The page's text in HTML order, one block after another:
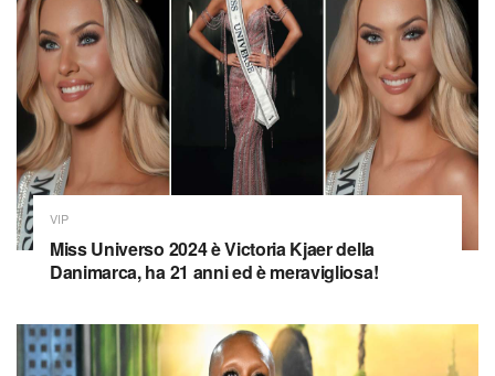
VIP
Miss Universo 2024 è Victoria Kjaer della
Danimarca, ha 21 anni ed è meravigliosa!